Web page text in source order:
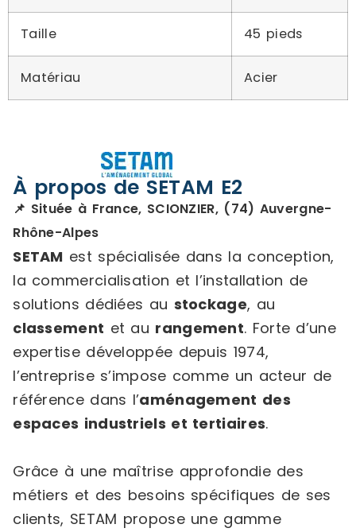
Taille 45 pieds
Matériau Acier
À propos de SETAM E2
📌 Située à France, SCIONZIER, (74) Auvergne-
Rhône-Alpes
SETAM est spécialisée dans la conception,
la commercialisation et l’installation de
solutions dédiées au stockage, au
classement et au rangement. Forte d’une
expertise développée depuis 1974,
l’entreprise s’impose comme un acteur de
référence dans l’aménagement des
espaces industriels et tertiaires.
Grâce à une maîtrise approfondie des
métiers et des besoins spécifiques de ses
clients, SETAM propose une gamme